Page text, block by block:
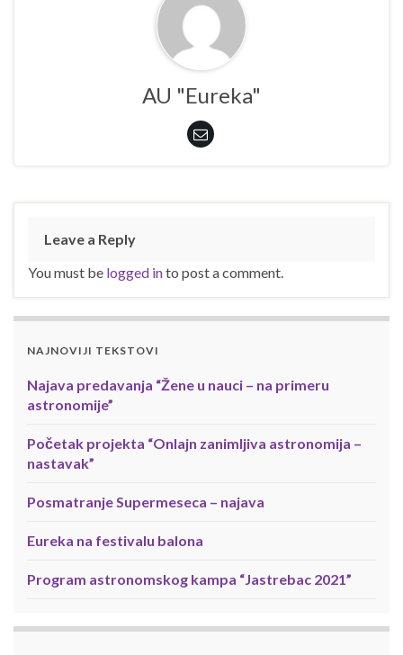
AU "Eureka"
Leave a Reply
You must be logged into post a comment.
NAJNOVIJI TEKSTOVI
Najava predavanja “Žene u nauci – na primeru
astronomije”
Početak projekta “Onlajn zanimljiva astronomija –
nastavak”
Posmatranje Supermeseca – najava
Eureka na festivalu balona
Program astronomskog kampa “Jastrebac 2021”